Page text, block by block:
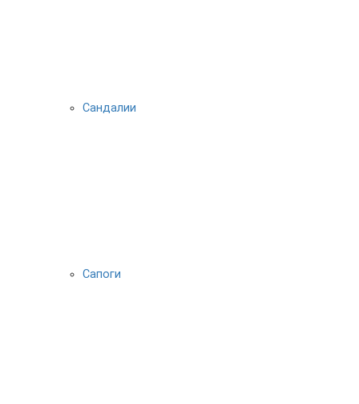
Сандалии
Сапоги